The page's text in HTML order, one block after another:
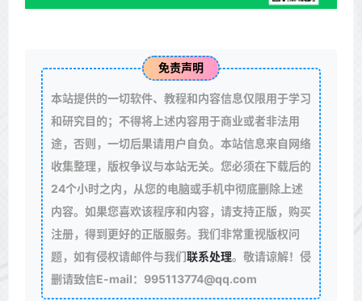
免责声明
本站提供的一切软件、教程和内容信息仅限用于学习
和研究目的；不得将上述内容用于商业或者非法用
途，否则，一切后果请用户自负。本站信息来自网络
收集整理，版权争议与本站无关。您必须在下载后的
24个小时之内，从您的电脑或手机中彻底删除上述
内容。如果您喜欢该程序和内容，请支持正版，购买
注册，得到更好的正版服务。我们非常重视版权问
题，如有侵权请邮件与我们联系处理。敬请谅解！侵
删请致信E-mail：995113774@qq.com